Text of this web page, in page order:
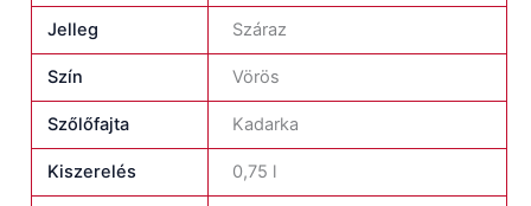
Jelleg Száraz
Szín Vörös
Szőlőfajta Kadarka
Kiszerelés 0,75 l